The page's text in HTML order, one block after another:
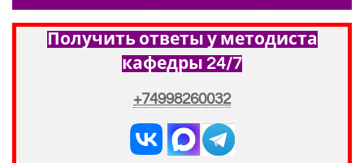
Получить ответы у методиста
кафедры 24/7
+74998260032